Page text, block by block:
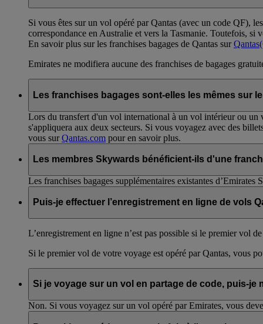
Si vous êtes sur un vol opéré par Qantas (avec un code QF),
correspondance en Australie et vers la Tasmanie. Toutefois,
En savoir plus sur les franchises bagages de Qantas surQantas
Emirates ne modifiera aucune des franchises de bagages
Les franchises bagages sont-elles les mêmes sur
Lors du transfert d'un vol international à un vol intérieur ou un
s'appliquera aux deux secteurs. Si vous voyagez avec des
vous surQantas.com pour en savoir plus.
Les membres Skywards bénéficient-ils d'une
Les franchises bagages supplémentaires existantes
Puis-je effectuer l’enregistrement en ligne de vols
L’enregistrement en ligne n’est pas possible si le premier vol
Si le premier vol de votre voyage est opéré par Qantas, vous
Si je voyage sur un vol en partage de code, puis-je
Non. Si vous voyagez sur un vol opéré par Emirates, vous